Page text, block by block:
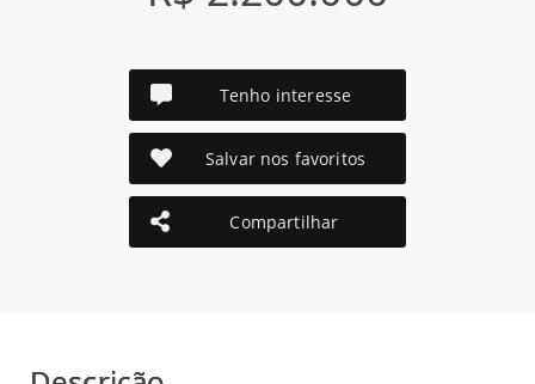
Tenho interesse
Salvar nos favoritos
Compartilhar